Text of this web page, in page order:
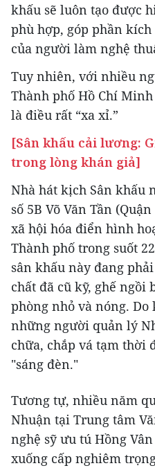
khấu sẽ luôn tạo được
phù hợp, góp phần
của người làm nghệ
Tuy nhiên, với nhiều
Thành phố Hồ Chí
là điều rất “xa xỉ.”
[Sân khấu cải lương:
trong lòng khán giả]
Nhà hát kịch Sân khấu
số 5B Võ Văn Tần
xã hội hóa điển hình
Thành phố trong suốt
sân khấu này đang
chất đã cũ kỹ, ghế ngồi
phòng nhỏ và nóng.
những người quản lý
chữa, chắp vá tạm thời
"sáng đèn."
Tương tự, nhiều năm
Nhuận tại Trung tâm
nghệ sỹ ưu tú Hồng
xuống cấp nghiêm